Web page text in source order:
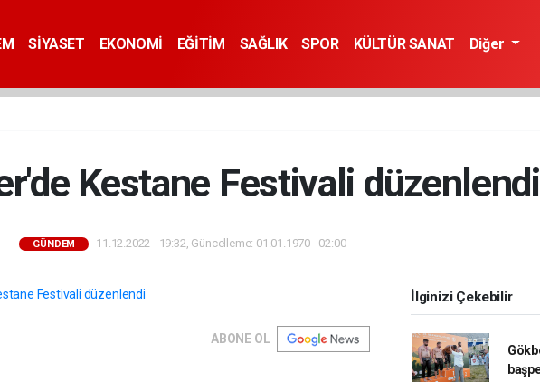
SİYASET EKONOMİ EĞİTİM SAĞLIK SPOR KÜLTÜR SANAT Diğer
Kestane Festivali düzenlendi
GÜNDEM 11.12.2022 - 19:32, Güncelleme: 01.01.1970 - 02:00
ABONE OL
İlginizi Çekebilir